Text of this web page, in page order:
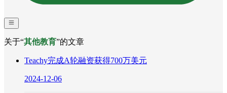
关于“其他教育”的文章
Teachy完成A轮融资获得700万美元
2024-12-06